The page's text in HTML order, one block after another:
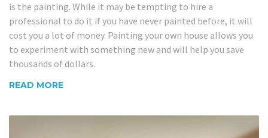
is the painting. While it may be tempting to hire a
professional to do it if you have never painted before, it will
cost you a lot of money. Painting your own house allows you
to experiment with something new and will help you save
thousands of dollars.
READ MORE